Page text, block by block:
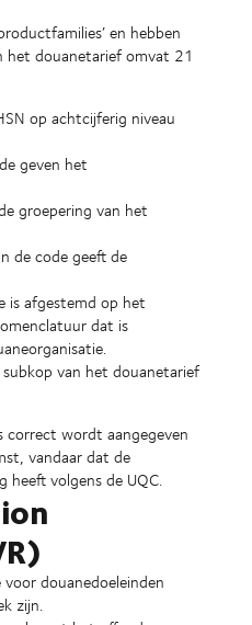
en hebben
het douanetarief omvat 21
op achtcijferig niveau
geven het
groepering van het
de code geeft de
is afgestemd op het
dat is
van het douanetarief
correct wordt aangegeven
vandaar dat de
heeft volgens de UQC.
douanedoeleinden
zijn.